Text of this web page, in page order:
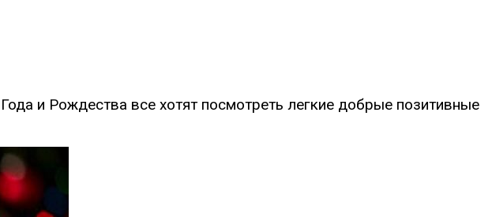
и Рождества все хотят посмотреть легкие добрые позитивные